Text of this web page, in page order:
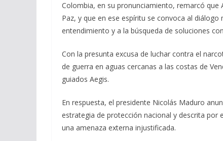
Colombia, en su pronunciamiento, remarcó
Paz, y que en ese espíritu se convoca al
entendimiento y a la búsqueda de soluciones
Con la presunta excusa de luchar contra el
de guerra en aguas cercanas a las costas de
guiados Aegis.
En respuesta, el presidente Nicolás Maduro
estrategia de protección nacional y descrita
una amenaza externa injustificada.